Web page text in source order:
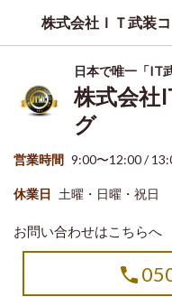
株式会社ＩＴ武装
日本で唯一「IT
株式会社
グ
営業時間 9:00〜12:00 /
休業日 土曜・日曜・祝日
お問い合わせはこちらへ